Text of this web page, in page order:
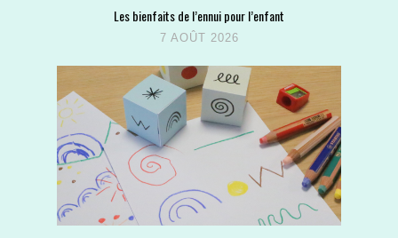
Les bienfaits de l’ennui pour l’enfant
7 AOÛT 2026